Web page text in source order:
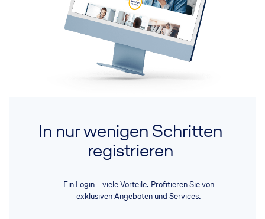
In nur wenigen Schritten
registrieren
Ein Login – viele Vorteile. Profitieren Sie von
exklusiven Angeboten und Services.